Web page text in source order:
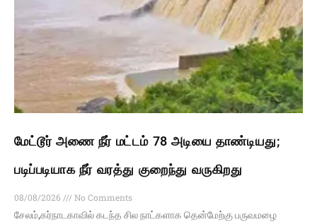
மேட்டூர் அணை நீர் மட்டம் 78 அடியை தாண்டியது;
படிப்படியாக நீர் வரத்து குறைந்து வருகிறது
08/08/2026
No Comments
சேலம்,கர்நாடகாவில் கடந்த சில நாட்களாக தென்மேற்கு பருவமழை